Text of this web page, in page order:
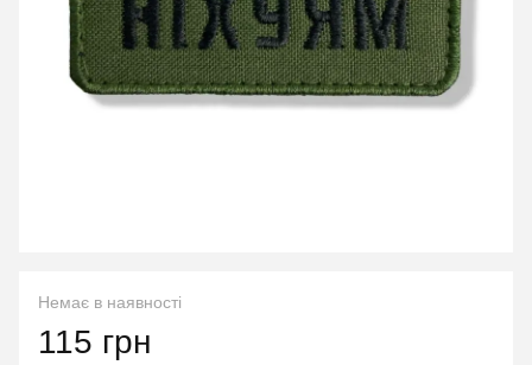
Немає в наявності
115 грн